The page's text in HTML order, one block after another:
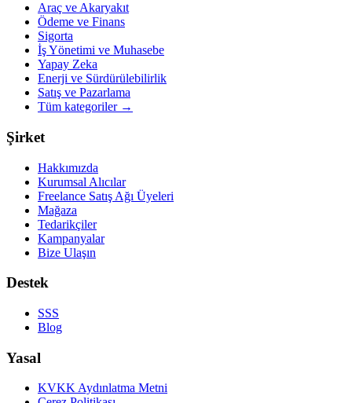
Araç ve Akaryakıt
Ödeme ve Finans
Sigorta
İş Yönetimi ve Muhasebe
Yapay Zeka
Enerji ve Sürdürülebilirlik
Satış ve Pazarlama
Tüm kategoriler→
Şirket
Hakkımızda
Kurumsal Alıcılar
Freelance Satış Ağı Üyeleri
Mağaza
Tedarikçiler
Kampanyalar
Bize Ulaşın
Destek
SSS
Blog
Yasal
KVKK Aydınlatma Metni